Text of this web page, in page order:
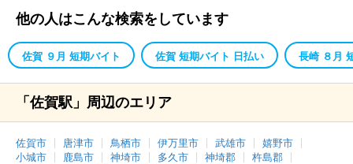
他の人はこんな検索をしています
佐賀 ９月 短期バイト 佐賀 短期バイト 日払い 長崎 ８月
「佐賀駅」周辺のエリア
佐賀市 唐津市 鳥栖市 伊万里市 武雄市
嬉野市
小城市
鹿島市 神埼市 多久市 神埼郡
杵島郡